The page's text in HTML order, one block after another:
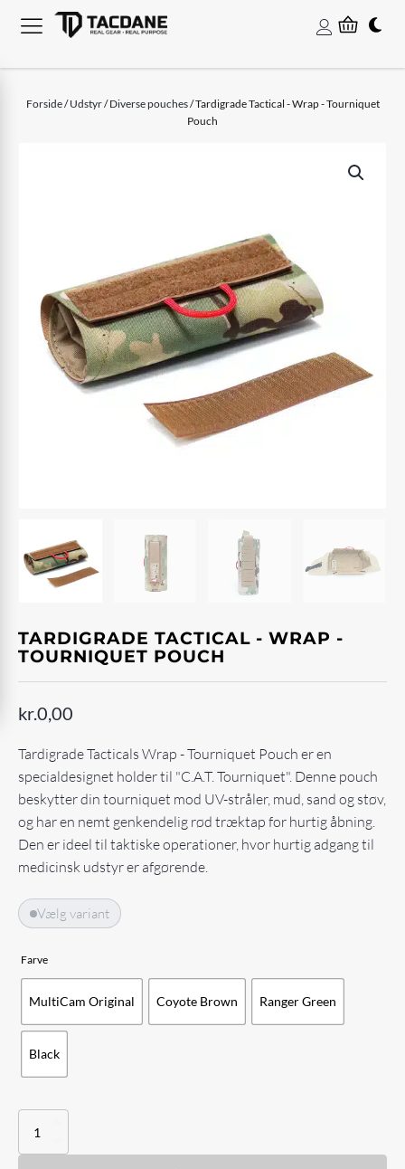
Forside/Udstyr/Diverse pouches/ Tardigrade Tactical - Wrap - Tourniquet
Pouch
TARDIGRADE TACTICAL - WRAP -
TOURNIQUET POUCH
kr.0,00
Tardigrade Tacticals Wrap - Tourniquet Pouch er en
specialdesignet holder til "C.A.T. Tourniquet". Denne pouch
beskytter din tourniquet mod UV-stråler, mud, sand og støv,
og har en nemt genkendelig rød træktap for hurtig åbning.
Den er ideel til taktiske operationer, hvor hurtig adgang til
medicinsk udstyr er afgørende.
Vælg variant
Farve
MultiCam Original Coyote Brown Ranger Green
Black
Tardigrade
-